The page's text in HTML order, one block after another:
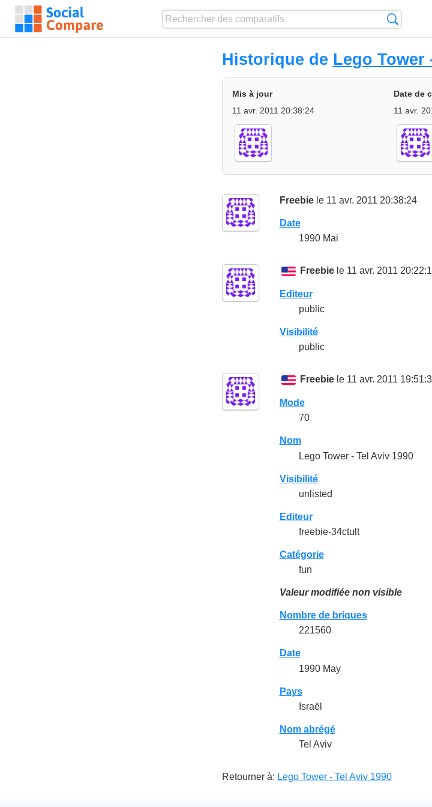
Historique de Lego Tower
Mis à jour
11 avr. 2011 20:38:24
Date de
11 avr.
Freebiele 11 avr. 2011 20:38:24
Date
1990 Mai
Freebiele 11 avr. 2011
Editeur
public
Visibilité
public
Freebiele 11 avr. 2011
Mode
70
Nom
Lego Tower - Tel Aviv 1990
Visibilité
unlisted
Editeur
freebie-34ctult
Catégorie
fun
Valeur modifiée non visible
Nombre de briques
221560
Date
1990 May
Pays
Israël
Nom abrégé
Tel Aviv
Retourner à: Lego Tower - Tel Aviv 1990